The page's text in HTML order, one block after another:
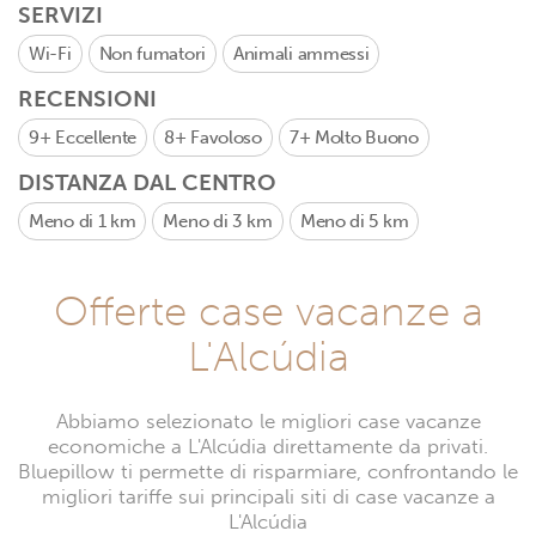
SERVIZI
Wi-Fi Non fumatori Animali ammessi
RECENSIONI
9+ Eccellente 8+ Favoloso 7+ Molto Buono
DISTANZA DAL CENTRO
Meno di 1 km Meno di 3 km Meno di 5 km
Offerte case vacanze a
L'Alcúdia
Abbiamo selezionato le migliori case vacanze
economiche a L'Alcúdia direttamente da privati.
Bluepillow ti permette di risparmiare, confrontando le
migliori tariffe sui principali siti di case vacanze a
L'Alcúdia